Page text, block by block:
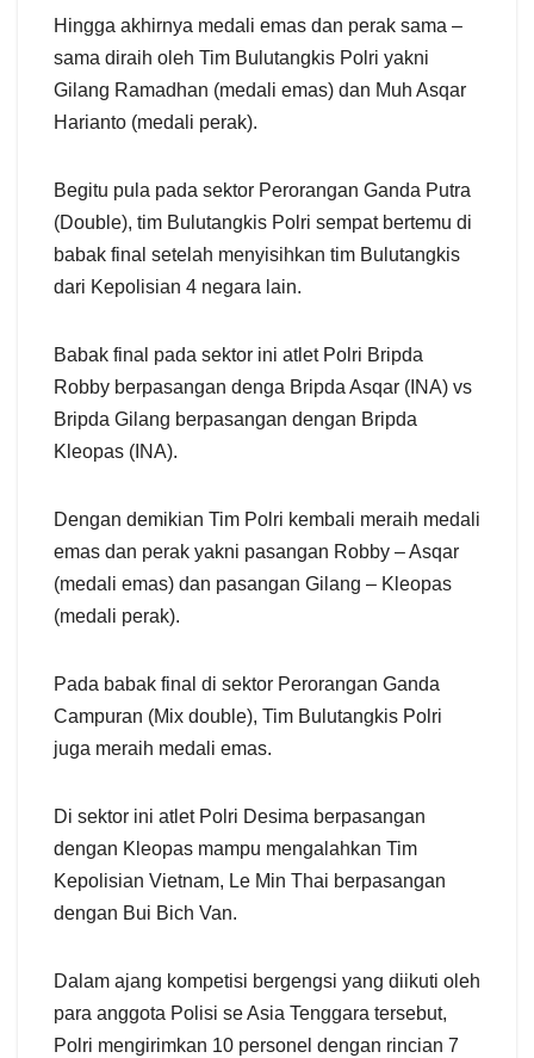
Hingga akhirnya medali emas dan perak sama –
sama diraih oleh Tim Bulutangkis Polri yakni
Gilang Ramadhan (medali emas) dan Muh Asqar
Harianto (medali perak).
Begitu pula pada sektor Perorangan Ganda Putra
(Double), tim Bulutangkis Polri sempat bertemu di
babak final setelah menyisihkan tim Bulutangkis
dari Kepolisian 4 negara lain.
Babak final pada sektor ini atlet Polri Bripda
Robby berpasangan denga Bripda Asqar (INA) vs
Bripda Gilang berpasangan dengan Bripda
Kleopas (INA).
Dengan demikian Tim Polri kembali meraih medali
emas dan perak yakni pasangan Robby – Asqar
(medali emas) dan pasangan Gilang – Kleopas
(medali perak).
Pada babak final di sektor Perorangan Ganda
Campuran (Mix double), Tim Bulutangkis Polri
juga meraih medali emas.
Di sektor ini atlet Polri Desima berpasangan
dengan Kleopas mampu mengalahkan Tim
Kepolisian Vietnam, Le Min Thai berpasangan
dengan Bui Bich Van.
Dalam ajang kompetisi bergengsi yang diikuti oleh
para anggota Polisi se Asia Tenggara tersebut,
Polri mengirimkan 10 personel dengan rincian 7